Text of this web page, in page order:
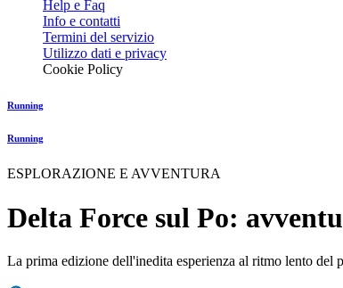
Help e Faq
Info e contatti
Termini del servizio
Utilizzo dati e privacy
Cookie Policy
Running
Running
ESPLORAZIONE E AVVENTURA
Delta Force sul Po:
La prima edizione dell'inedita esperienza al ritmo lento